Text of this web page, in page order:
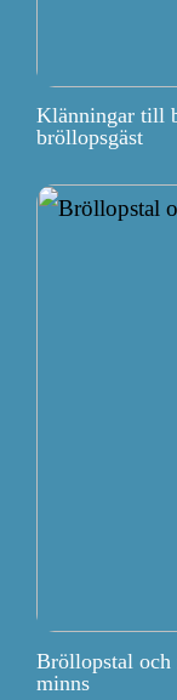
Klänningar till
bröllopsgäst
Bröllopstal och
minns